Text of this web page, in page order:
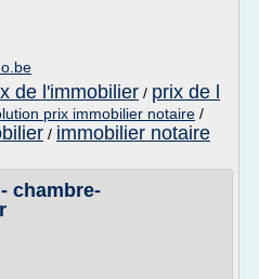
de l'immobilier / prix de l
prix immobilier notaire /
/ immobilier notaire
chambre-